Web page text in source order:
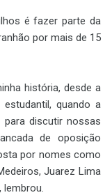
é fazer parte da
por mais de 15
história, desde a
quando a
discutir nossas
de oposição
por nomes como
Juarez Lima
lembrou.